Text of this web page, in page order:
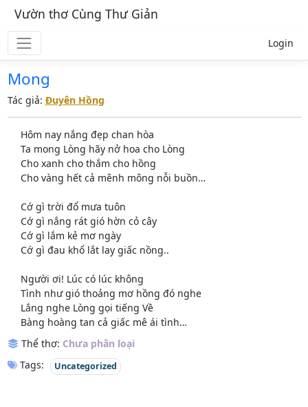
Vườn thơ Cùng Thư Giản
Login
Mong
Tác giả: Đuyên Hồng
Hôm nay nắng đẹp chan hòa
Ta mong Lòng hãy nở hoa cho Lòng
Cho xanh cho thắm cho hồng
Cho vàng hết cả mênh mông nỗi buồn…
Cớ gì trời đổ mưa tuôn
Cớ gì nắng rát gió hờn cỏ cây
Cớ gì lắm kẻ mơ ngày
Cớ gì đau khổ lắt lay giấc nồng..
Người ơi! Lúc có lúc không
Tình như gió thoảng mơ hồng đó nghe
Lắng nghe Lòng gọi tiếng Về
Bàng hoàng tan cả giấc mê ái tình…
Thể thơ: Chưa phân loại
Tags:
Uncategorized